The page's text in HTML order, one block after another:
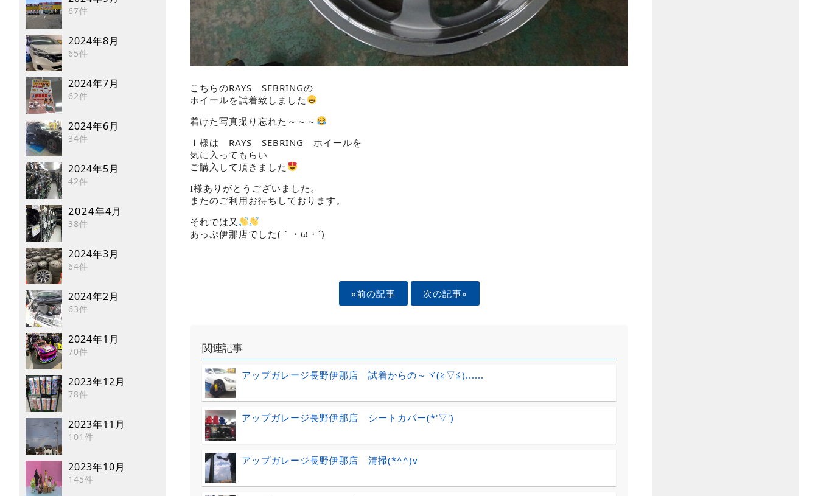
67件
2024年8月
65件
2024年7月
62件
2024年6月
34件
2024年5月
42件
2024年4月
38件
2024年3月
64件
2024年2月
63件
2024年1月
70件
2023年12月
78件
2023年11月
101件
2023年10月
145件
こちらのRAYS SEBRINGの
ホイールを試着致しました
着けた写真撮り忘れた～～～
Ｉ様は RAYS SEBRING ホイールを
気に入ってもらい
ご購入して頂きました
I様ありがとうございました。
またのご利用お待ちしております。
それでは又
あっぷ伊那店でした(｀・ω・´)ゞ
«前の記事 次の記事»
関連記事
アップガレージ長野伊那店 試着からの～ヾ(≧▽≦)......
アップガレージ長野伊那店 シートカバー(*'▽')
アップガレージ長野伊那店 清掃(*^^)v